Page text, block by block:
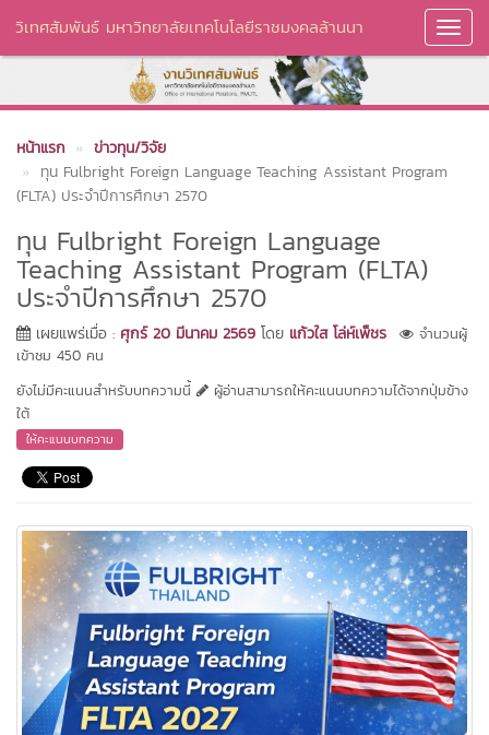
วิเทศสัมพันธ์ มหาวิทยาลัยเทคโนโลยีราชมงคลล้านนา
หน้าแรก
ข่าวทุน/วิจัย
ทุน Fulbright Foreign Language Teaching Assistant Program
(FLTA) ประจำปีการศึกษา 2570
ทุน Fulbright Foreign Language
Teaching Assistant Program (FLTA)
ประจำปีการศึกษา 2570
เผยแพร่เมื่อ : ศุกร์ 20 มีนาคม 2569 โดย แก้วใส โล่ห์เพ็ชร
จำนวนผู้
เข้าชม 450 คน
ยังไม่มีคะแนนสำหรับบทความนี้
ผู้อ่านสามารถให้คะแนนบทความได้จากปุ่มข้าง
ใต้
ให้คะแนนบทความ